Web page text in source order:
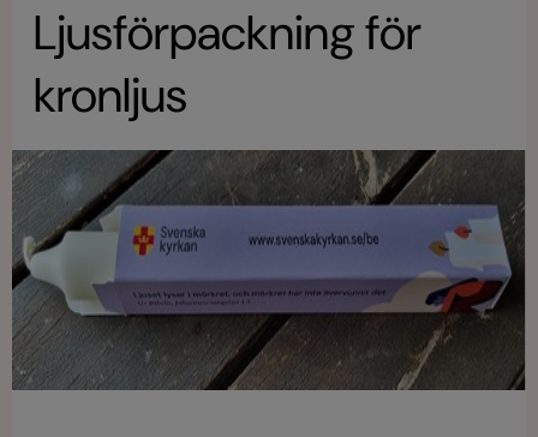
Ljusförpackning för
kronljus